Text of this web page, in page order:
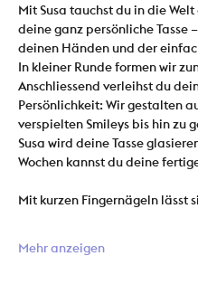
Mit Susa tauchst du in die
deine ganz persönliche Tasse
deinen Händen und der
In kleiner Runde formen wir
Anschliessend verleihst du
Persönlichkeit: Wir gestalten
verspielten Smileys bis hin zu
Susa wird deine Tasse
Wochen kannst du deine
Mit kurzen Fingernägeln lässt
Mehr anzeigen